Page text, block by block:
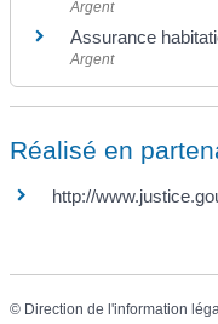
Argent
Assurance
Argent
Réalisé en
http://
© Direction de l'information